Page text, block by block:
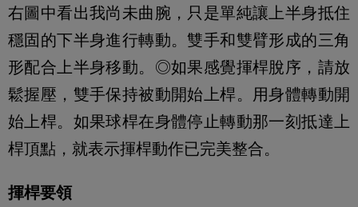
右圖中看出我尚未曲腕，只是單純讓上半身抵住
穩固的下半身進行轉動。雙手和雙臂形成的三角
形配合上半身移動。◎如果感覺揮桿脫序，請放
鬆握壓，雙手保持被動開始上桿。用身體轉動開
始上桿。如果球桿在身體停止轉動那一刻抵達上
桿頂點，就表示揮桿動作已完美整合。
揮桿要領